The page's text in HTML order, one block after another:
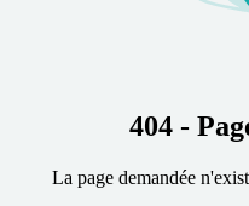
404 -
La page demandée